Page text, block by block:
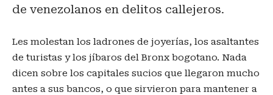
de venezolanos en delitos callejeros.
Les molestan los ladrones de joyerías, los asaltantes
de turistas y los jíbaros del Bronx bogotano. Nada
dicen sobre los capitales sucios que llegaron mucho
antes a sus bancos, o que sirvieron para mantener a